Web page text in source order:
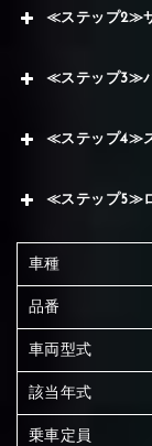
≪ステップ2≫サ
≪ステップ3≫
≪ステップ4≫
≪ステップ5≫
車種
品番
車両型式
該当年式
乗車定員